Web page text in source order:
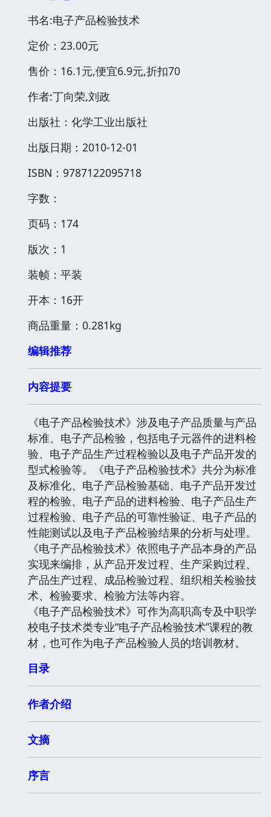
书名:电子产品检验技术
定价：23.00元
售价：16.1元,便宜6.9元,折扣70
作者:丁向荣,刘政
出版社：化学工业出版社
出版日期：2010-12-01
ISBN：9787122095718
字数：
页码：174
版次：1
装帧：平装
开本：16开
商品重量：0.281kg
编辑推荐
内容提要
《电子产品检验技术》涉及电子产品质量与产品
标准、电子产品检验，包括电子元器件的进料检
验、电子产品生产过程检验以及电子产品开发的
型式检验等。《电子产品检验技术》共分为标准
及标准化、电子产品检验基础、电子产品开发过
程的检验、电子产品的进料检验、电子产品生产
过程检验、电子产品的可靠性验证、电子产品的
性能测试以及电子产品检验结果的分析与处理。
《电子产品检验技术》依照电子产品本身的产品
实现来编排，从产品开发过程、生产采购过程、
产品生产过程、成品检验过程、组织相关检验技
术、检验要求、检验方法等内容。
《电子产品检验技术》可作为高职高专及中职学
校电子技术类专业“电子产品检验技术”课程的教
材，也可作为电子产品检验人员的培训教材。
目录
作者介绍
文摘
序言